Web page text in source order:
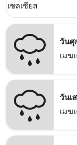
เซลเซียส
keyboard_arrow_down
วันศุ
เมฆ
วันเ
เมฆ